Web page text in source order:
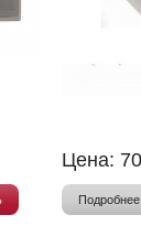
Цена:
Подробнее